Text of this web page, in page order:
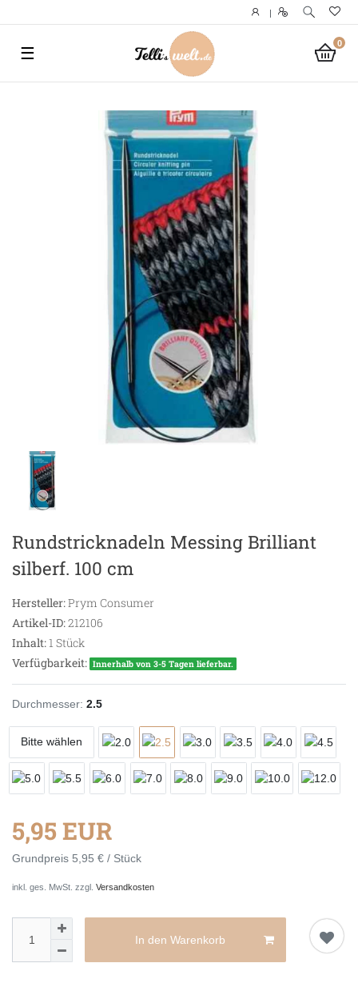
|
0
☰
Rundstricknadeln Messing Brilliant
silberf. 100 cm
Hersteller:Prym Consumer
Artikel-ID:212106
Inhalt:1 Stück
Verfügbarkeit: Innerhalb von 3-5 Tagen lieferbar.
Durchmesser: 2.5
Bitte wählen
5,95 EUR
Grundpreis 5,95 € / Stück
inkl. ges. MwSt. zzgl. Versandkosten
In den Warenkorb